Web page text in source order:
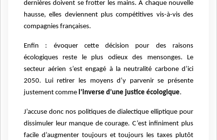
dernières doivent se frotter les mains. À chaque nouvelle
hausse, elles deviennent plus compétitives vis-à-vis des
compagnies françaises.
Enfin : évoquer cette décision pour des raisons
écologiques reste le plus odieux des mensonges. Le
secteur aérien s’est engagé à la neutralité carbone d’ici
2050. Lui retirer les moyens d’y parvenir se présente
justement comme l’inverse d’une justice écologique.
J’accuse donc nos politiques de dialectique elliptique pour
dissimuler leur manque de courage. C’est infiniment plus
facile d’augmenter toujours et toujours les taxes plutôt